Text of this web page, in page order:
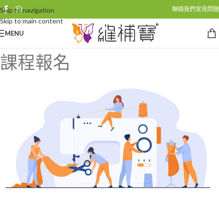
Skip to navigation
Skip to main content
聯絡我們常見問題
MENU
課程報名